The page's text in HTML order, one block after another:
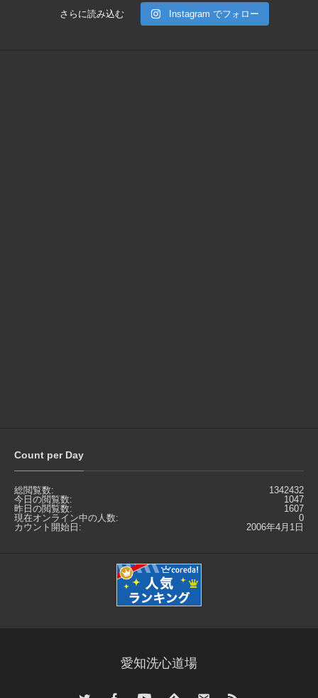
さらに読み込む Instagram でフォロー
Count per Day
1342432
総閲覧数:
1047
今日の閲覧数:
1607
昨日の閲覧数:
0
現在オンライン中の人数:
2006年4月1日
カウント開始日:
愛知洗心道場